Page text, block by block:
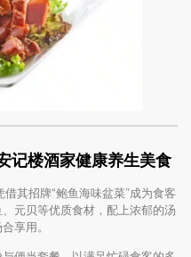
记楼酒家健康养生美食
其招牌“鲍鱼海味盆菜”成为食客
元贝等优质食材，配上浓郁的汤
享用。